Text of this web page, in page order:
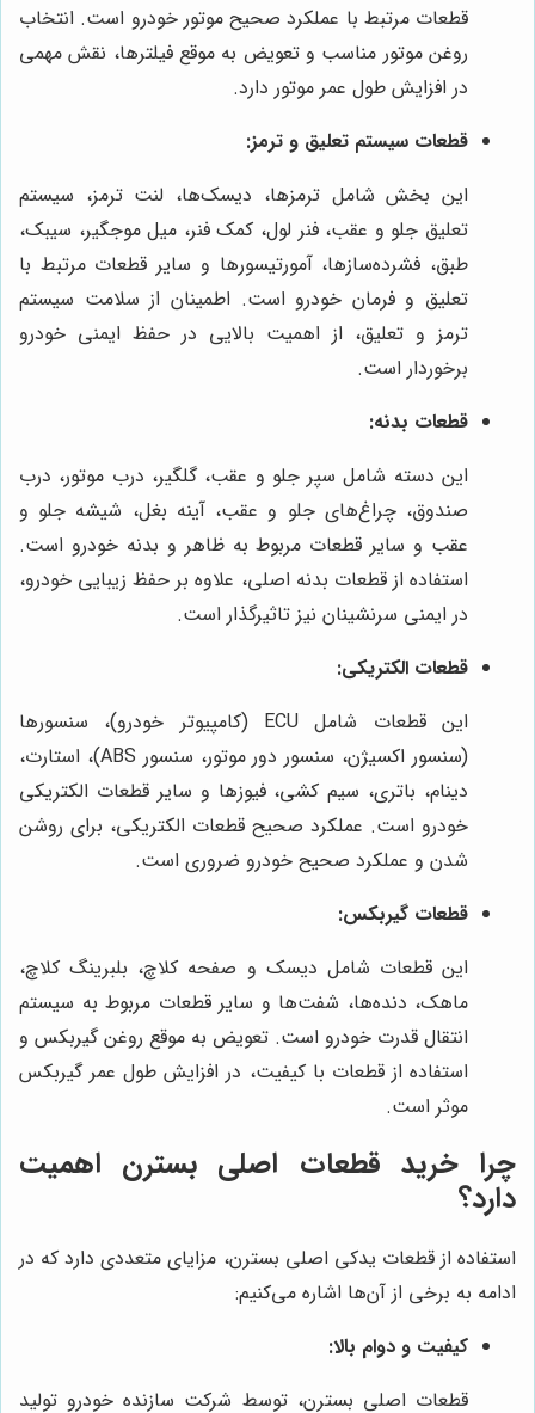
قطعات مرتبط با عملکرد صحیح موتور خودرو است. انتخاب
روغن موتور مناسب و تعویض به موقع فیلترها، نقش مهمی
در افزایش طول عمر موتور دارد.
قطعات سیستم تعلیق و ترمز:
این بخش شامل ترمزها، دیسک‌ها، لنت ترمز، سیستم
تعلیق جلو و عقب، فنر لول، کمک فنر، میل موجگیر، سیبک،
طبق، فشرده‌سازها، آمورتیسورها و سایر قطعات مرتبط با
تعلیق و فرمان خودرو است. اطمینان از سلامت سیستم
ترمز و تعلیق، از اهمیت بالایی در حفظ ایمنی خودرو
برخوردار است.
قطعات بدنه:
این دسته شامل سپر جلو و عقب، گلگیر، درب موتور، درب
صندوق، چراغ‌های جلو و عقب، آینه بغل، شیشه جلو و
عقب و سایر قطعات مربوط به ظاهر و بدنه خودرو است.
استفاده از قطعات بدنه اصلی، علاوه بر حفظ زیبایی خودرو،
در ایمنی سرنشینان نیز تاثیرگذار است.
قطعات الکتریکی:
این قطعات شامل ECU (کامپیوتر خودرو)، سنسورها
(سنسور اکسیژن، سنسور دور موتور، سنسور ABS)، استارت،
دینام، باتری، سیم کشی، فیوزها و سایر قطعات الکتریکی
خودرو است. عملکرد صحیح قطعات الکتریکی، برای روشن
شدن و عملکرد صحیح خودرو ضروری است.
قطعات گیربکس:
این قطعات شامل دیسک و صفحه کلاچ، بلبرینگ کلاچ،
ماهک، دنده‌ها، شفت‌ها و سایر قطعات مربوط به سیستم
انتقال قدرت خودرو است. تعویض به موقع روغن گیربکس و
استفاده از قطعات با کیفیت، در افزایش طول عمر گیربکس
موثر است.
چرا خرید قطعات اصلی بسترن اهمیت
دارد؟
استفاده از قطعات یدکی اصلی بسترن، مزایای متعددی دارد که در
ادامه به برخی از آن‌ها اشاره می‌کنیم:
کیفیت و دوام بالا:
قطعات اصلی بسترن، توسط شرکت سازنده خودرو تولید